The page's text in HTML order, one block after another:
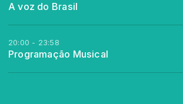
A voz do Brasil
20:00 - 23:58
Programação Musical